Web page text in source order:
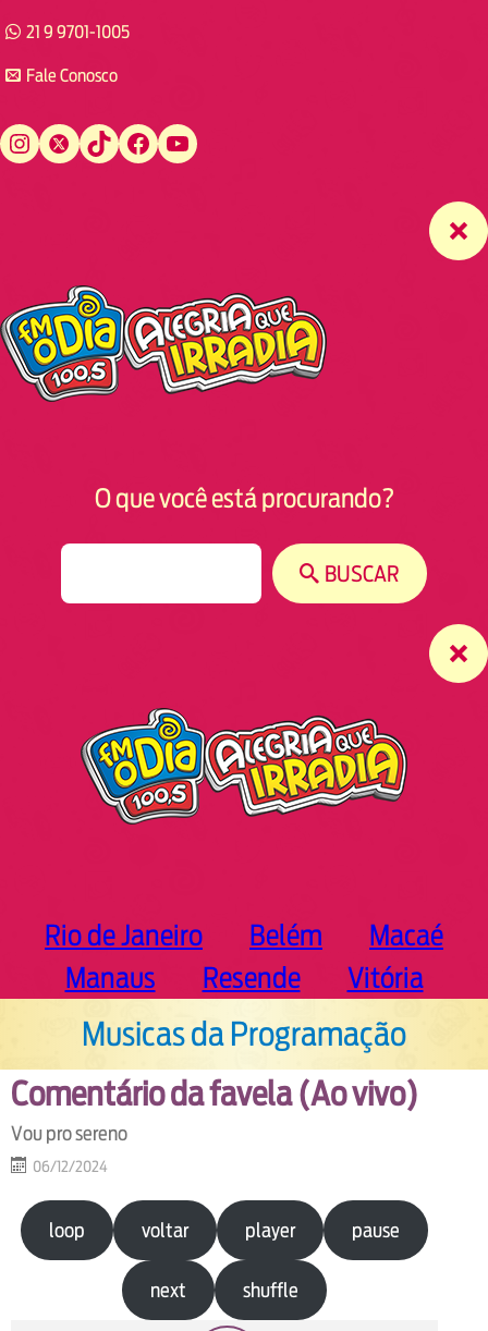
21 9 9701-1005
Fale Conosco
Instagram Twitter TikTok Facebook YouTube
O que você está procurando?
BUSCAR
Rio de Janeiro Belém
Macaé
Manaus
Resende Vitória
Musicas da Programação
Comentário da favela (Ao vivo)
Vou pro sereno
06/12/2024
loop voltar player pause
next shuffle